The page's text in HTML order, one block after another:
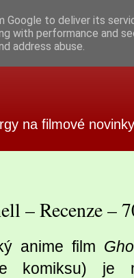
na filmové
– Recenze –
anime film
komiksu) je
Google to deliver its
with performance and
address abuse.